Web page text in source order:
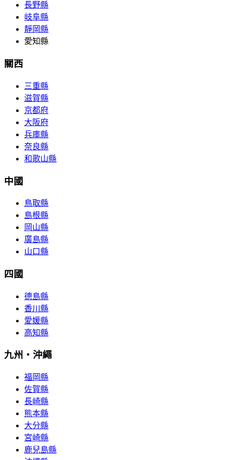
長野縣
岐阜縣
靜岡縣
愛知縣
關西
三重縣
滋賀縣
京都府
大阪府
兵庫縣
奈良縣
和歌山縣
中國
鳥取縣
島根縣
岡山縣
廣島縣
山口縣
四國
德島縣
香川縣
愛媛縣
高知縣
九州・沖繩
福岡縣
佐賀縣
長崎縣
熊本縣
大分縣
宮崎縣
鹿兒島縣